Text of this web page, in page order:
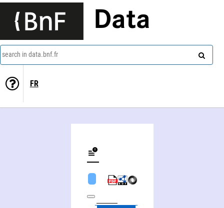
Data
search in data.bnf.fr
FR